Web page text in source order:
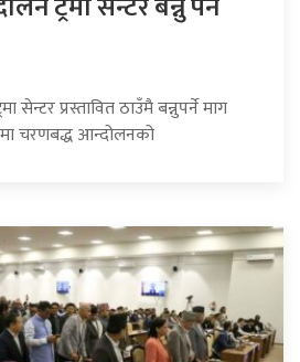
सेन्टर प्रस्तावित ठाउँमै बन्नुपर्ने माग
चरणबद्ध आन्दोलनको